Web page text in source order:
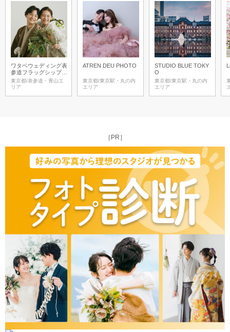
ワタベウェディング表
参道フラッグシップフ
ォトスタジオ
東京都/表参道・青山エ
リア
ATREN DEU PHOTO
東京都/東京駅・丸の内
エリア
STUDIO BLUE TOKY
O
東京都/東京駅・丸の内
エリア
［PR］